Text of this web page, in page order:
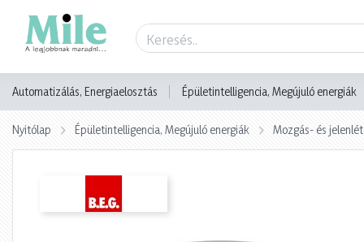
Automatizálás, Energiaelosztás Épületintelligencia, Megújuló energiák
Nyitólap Épületintelligencia, Megújuló energiák Mozgás- és
Termék adatlap